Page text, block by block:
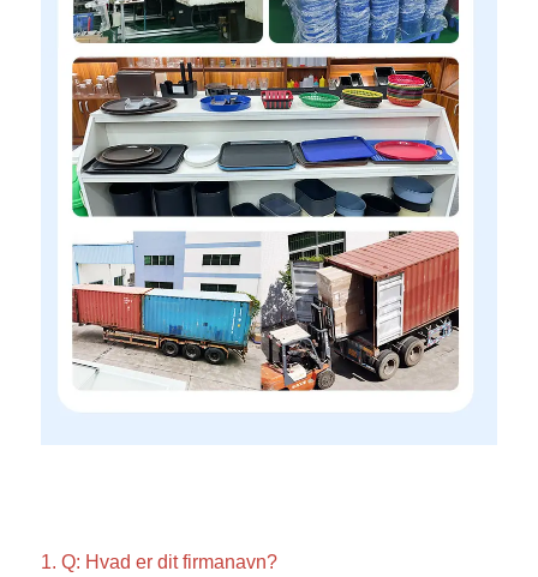
1. Q: Hvad er dit firmanavn?